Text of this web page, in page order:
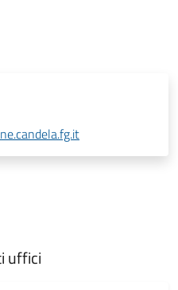
uffici